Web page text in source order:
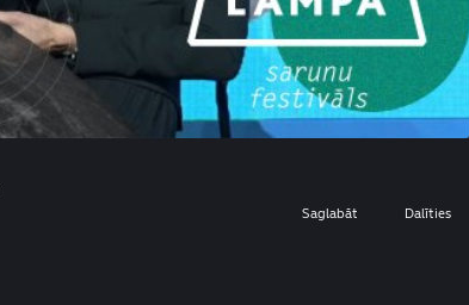
Saglabāt Dalīties